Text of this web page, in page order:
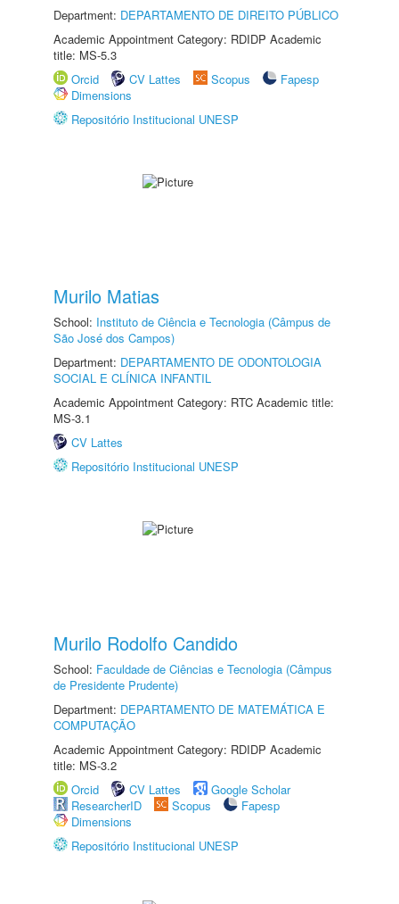
Department: DEPARTAMENTO DE DIREITO PÚBLICO
Academic Appointment Category: RDIDP Academic
title: MS-5.3
Orcid
CV Lattes Scopus
Fapesp
Dimensions
Repositório Institucional UNESP
Murilo Matias
School: Instituto de Ciência e Tecnologia (Câmpus de
São José dos Campos)
Department: DEPARTAMENTO DE ODONTOLOGIA
SOCIAL E CLÍNICA INFANTIL
Academic Appointment Category: RTC Academic title:
MS-3.1
CV Lattes
Repositório Institucional UNESP
Murilo Rodolfo Candido
School: Faculdade de Ciências e Tecnologia (Câmpus
de Presidente Prudente)
Department: DEPARTAMENTO DE MATEMÁTICA E
COMPUTAÇÃO
Academic Appointment Category: RDIDP Academic
title: MS-3.2
Orcid
CV Lattes
Google Scholar
ResearcherID
Scopus
Fapesp
Dimensions
Repositório Institucional UNESP